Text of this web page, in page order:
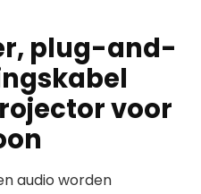
plug-and-
voor
audio worden